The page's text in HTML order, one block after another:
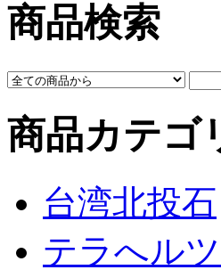
商品検索
商品カテゴ
台湾北投石
テラへル